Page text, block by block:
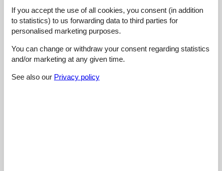
Milch war super lecker.
5,0
Room:
5 Services on site: 5 Value for money: 5
5,0
If you accept the use of all cookies, you consent (in addition
to statistics) to us forwarding data to third parties for
personalised marketing purposes.
You can change or withdraw your consent regarding statistics
and/or marketing at any given time.
See also our Privacy policy